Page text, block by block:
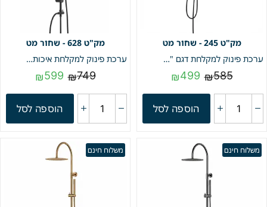
245 - שחור מט
ערכת פינוק למקלחת דגם "ליטל" | שחור מט | מק"ט 245
₪585
₪499
הוספה לסל
628 - שחור מט
ערכת פינוק למקלחת איכותית אופנתית הכוללת מדף,ראש גשם ענק ומזלף יד | שחור מט | מק"ט 628
₪749
₪599
הוספה לסל
משלוח חינם משלוח חינם